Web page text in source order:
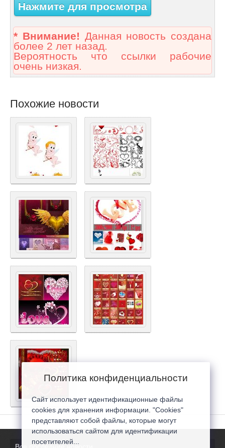
Нажмите для просмотра
* Внимание! Данная новость создана
более 2 лет назад.
Вероятность что ссылки рабочие
очень низкая.
Похожие новости
Политика конфиденциальности
Сайт использует идентификационные файлы
cookies для хранения информации. "Cookies"
представляют собой файлы, которые могут
использоваться сайтом для идентификации
посетителей...